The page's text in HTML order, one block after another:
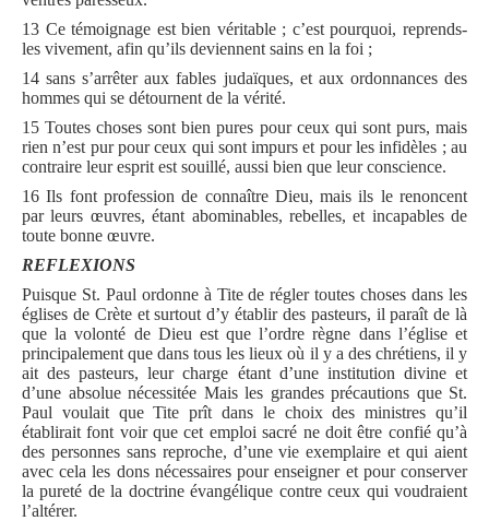
13 Ce témoignage est bien véritable ; c’est pourquoi, reprends-
les vivement, afin qu’ils deviennent sains en la foi ;
14 sans s’arrêter aux fables judaïques, et aux ordonnances des
hommes qui se détournent de la vérité.
15 Toutes choses sont bien pures pour ceux qui sont purs, mais
rien n’est pur pour ceux qui sont impurs et pour les infidèles ; au
contraire leur esprit est souillé, aussi bien que leur conscience.
16 Ils font profession de connaître Dieu, mais ils le renoncent
par leurs œuvres, étant abominables, rebelles, et incapables de
toute bonne œuvre.
REFLEXIONS
Puisque St. Paul ordonne à Tite de régler toutes choses dans les
églises de Crète et surtout d’y établir des pasteurs, il paraît de là
que la volonté de Dieu est que l’ordre règne dans l’église et
principalement que dans tous les lieux où il y a des chrétiens, il y
ait des pasteurs, leur charge étant d’une institution divine et
d’une absolue nécessitée Mais les grandes précautions que St.
Paul voulait que Tite prît dans le choix des ministres qu’il
établirait font voir que cet emploi sacré ne doit être confié qu’à
des personnes sans reproche, d’une vie exemplaire et qui aient
avec cela les dons nécessaires pour enseigner et pour conserver
la pureté de la doctrine évangélique contre ceux qui voudraient
l’altérer.